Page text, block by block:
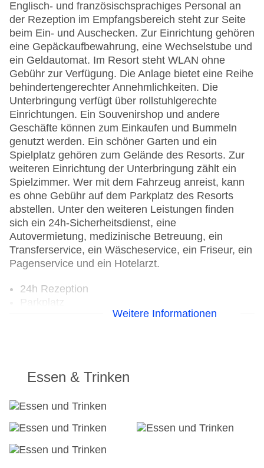
Englisch- und französischsprachiges Personal an
der Rezeption im Empfangsbereich steht zur Seite
beim Ein- und Auschecken. Zur Einrichtung gehören
eine Gepäckaufbewahrung, eine Wechselstube und
ein Geldautomat. Im Resort steht WLAN ohne
Gebühr zur Verfügung. Die Anlage bietet eine Reihe
behindertengerechter Annehmlichkeiten. Die
Unterbringung verfügt über rollstuhlgerechte
Einrichtungen. Ein Souvenirshop und andere
Geschäfte können zum Einkaufen und Bummeln
genutzt werden. Ein schöner Garten und ein
Spielplatz gehören zum Gelände des Resorts. Zur
weiteren Einrichtung der Unterbringung zählt ein
Spielzimmer. Wer mit dem Fahrzeug anreist, kann
es ohne Gebühr auf dem Parkplatz des Resorts
abstellen. Unter den weiteren Leistungen finden
sich ein 24h-Sicherheitsdienst, eine
Autovermietung, medizinische Betreuung, ein
Transferservice, ein Wäscheservice, ein Friseur, ein
Pagenservice und ein Hotelarzt.
24h Rezeption
Check-in von: 15:00:00
Hotelsafe: gegen Gebühr
WLAN/WiFi im Hotel
Lift: ohne Gebühr
Sonnenterrasse
Gesamtanzahl der Zimmer: 548
Weitere Informationen
Essen & Trinken